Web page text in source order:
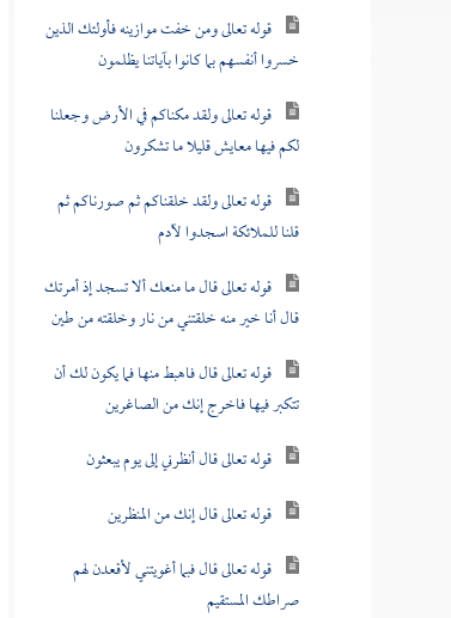
قوله تعالى ومن خفت موازينه فأولئك الذين
خسروا أنفسهم بما كانوا بآياتنا يظلمون
قوله تعالى ولقد مكناكم في الأرض وجعلنا
لكم فيها معايش قليلا ما تشكرون
قوله تعالى ولقد خلقناكم ثم صورناكم ثم
قلنا للملائكة اسجدوا لآدم
قوله تعالى قال ما منعك ألا تسجد إذ أمرتك
قال أنا خير منه خلقتني من نار وخلقته من طين
قوله تعالى قال فاهبط منها فما يكون لك أن
تتكبر فيها فاخرج إنك من الصاغرين
قوله تعالى قال أنظرني إلى يوم يبعثون
قوله تعالى قال إنك من المنظرين
قوله تعالى قال فبما أغويتني لأقعدن لهم
صراطك المستقيم